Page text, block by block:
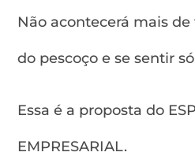
Não acontecerá mais
do pescoço e se sentir
Essa é a proposta do
EMPRESARIAL.